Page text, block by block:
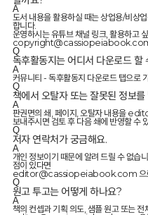
A
도서 내용을 활용하실 때는 상업용/비상
합니다.
운영하시는 유튜브 채널 링크, 활용하고
copyright@cassiopeiabook.com 으
Q
독후활동지는 어디서 다운로드 할
A
커뮤니티 - 독후활동지 다운로드 탭으로
Q
책에서 오탈자 또는 잘못된 정보를
A
판권면의 쇄, 페이지, 오탈자 내용을
보내주시면 검토 후 다음 쇄에 반영할 수
Q
저자 연락처가 궁금해요.
A
개인 정보이기 때문에 알려 드릴 수 없습
점이 있다면
editor@cassiopeiabook.com 으로
Q
원고 투고는 어떻게 하나요?
A
책의 컨셉과 기획 의도, 샘플 원고 또는